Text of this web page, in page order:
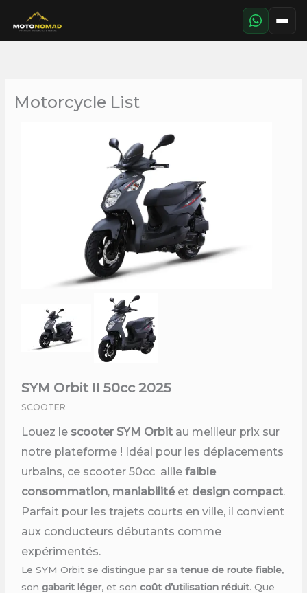
contenu
Motorcycle List
SYM Orbit II 50cc 2025
SCOOTER
Louez le scooter SYM Orbit au meilleur prix sur
notre plateforme ! Idéal pour les déplacements
urbains, ce scooter 50cc alliefaible
consommation, maniabilitéet design compact.
Parfait pour les trajets courts en ville, il convient
aux conducteurs débutants comme
expérimentés.
Le SYM Orbit se distingue par satenue de route fiable,
songabarit léger, et soncoût d’utilisation réduit. Que